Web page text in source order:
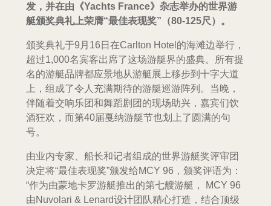
发，并在由《Yachts France》杂志举办的世界游
艇颁奖典礼上荣膺“最佳表现奖”（80-125尺）。
颁奖典礼于9月16日在Carlton Hotel的海滩边举行，
超过1,000名宾客出席了这场游艇界的盛典。所有提
名的游艇品牌都应景地从游艇展上移步到十字大道
上，组成了令人充满期待的游艇巡游阵列。当晚，
伴随着交响乐团和舞蹈剧团的现场助兴，嘉宾们饮
酒狂欢，而第40届戛纳游艇节也划上了圆满的句
号。
由业内专家、船长和记者组成的世界游艇奖评审团
决定将“最佳表现奖”颁发给MCY 96，颁奖评语为：
“作为由蒙地卡罗游艇推出的第七艘游艇， MCY 96
由Nuvolari & Lenard设计团队精心打造，结合顶级